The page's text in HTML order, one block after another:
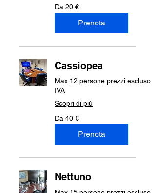
Da
20
euro
Da 20 €
Prenota
Cassiopea
Max 12 persone prezzi escluso
IVA
Scopri di più
Da
40
euro
Da 40 €
Prenota
Nettuno